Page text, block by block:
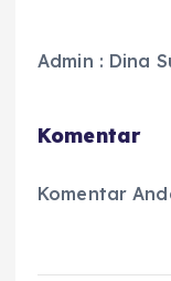
Admin : Dina
Komentar
Komentar